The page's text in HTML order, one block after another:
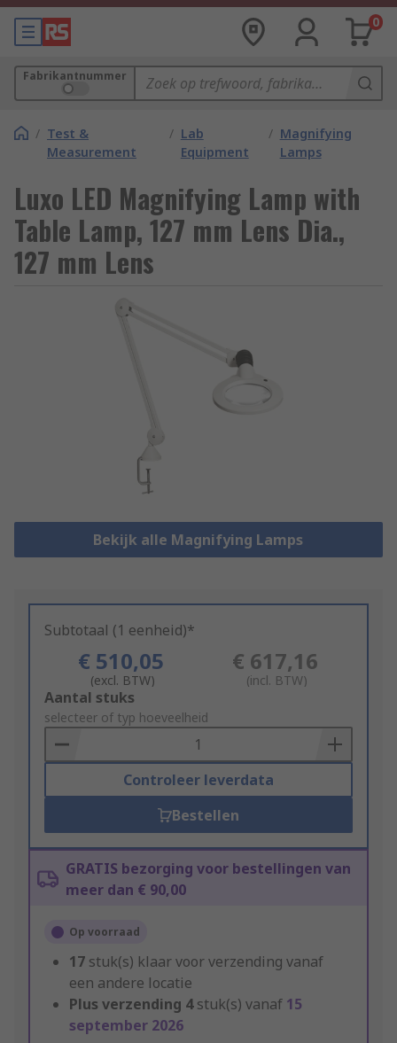
0
Fabrikantnummer
/ Test &
Measurement
/ Lab
Equipment
/ Magnifying
Lamps
Luxo LED Magnifying Lamp with
Table Lamp, 127 mm Lens Dia.,
127 mm Lens
Bekijk alle Magnifying Lamps
Subtotaal (1 eenheid)*
€ 510,05
(excl. BTW)
€ 617,16
(incl. BTW)
Add
to
Basket
Aantal stuks
selecteer of typ hoeveelheid
Controleer leverdata
Bestellen
GRATIS bezorging voor bestellingen van
meer dan € 90,00
Op voorraad
17 stuk(s) klaar voor verzending vanaf
een andere locatie
Plus verzending 4stuk(s) vanaf 15
september 2026